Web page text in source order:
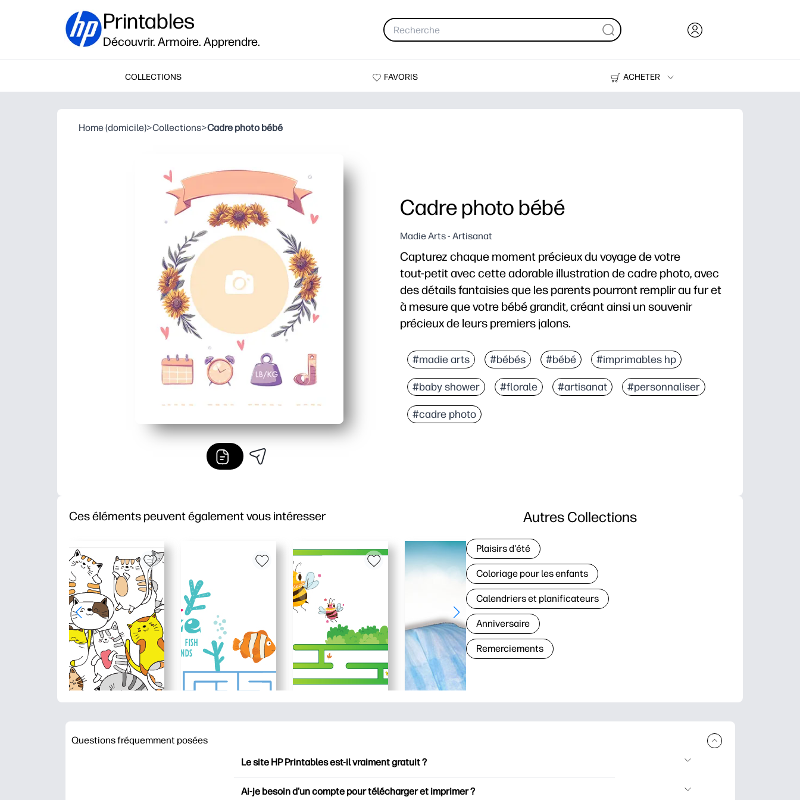
Printables
Découvrir. Armoire. Apprendre.
COLLECTIONS FAVORIS
ACHETER
Imprimantes
Home (domicile)>Collections>Cadre photo bébé
Cadre photo bébé
Madie Arts - Artisanat
Capturez chaque moment précieux du voyage de votre
tout‑petit avec cette adorable illustration de cadre photo, avec
des détails fantaisies que les parents pourront remplir au fur et
à mesure que votre bébé grandit, créant ainsi un souvenir
précieux de leurs premiers jalons.
Imprimez à la maison et partez - ajoutez simplement une photo et vous
De simples espaces à remplir vous aident à enregistrer les dates, les
La conception fantaisie est superbe encadrée ou épinglée - parfaite pour
Réimprimez à tout moment pour créer une série de croissance - un
#madie arts #bébés #bébé #imprimables hp
#baby shower #florale #artisanat #personnaliser
#cadre photo
Ces éléments peuvent également vous intéresser Autres Collections
Plaisirs d'été
Coloriage pour les enfants
Calendriers et planificateurs
Anniversaire
Remerciements
Questions fréquemment posées
Le site HP Printables est-il vraiment gratuit ?
Ai-je besoin d'un compte pour télécharger et imprimer ?